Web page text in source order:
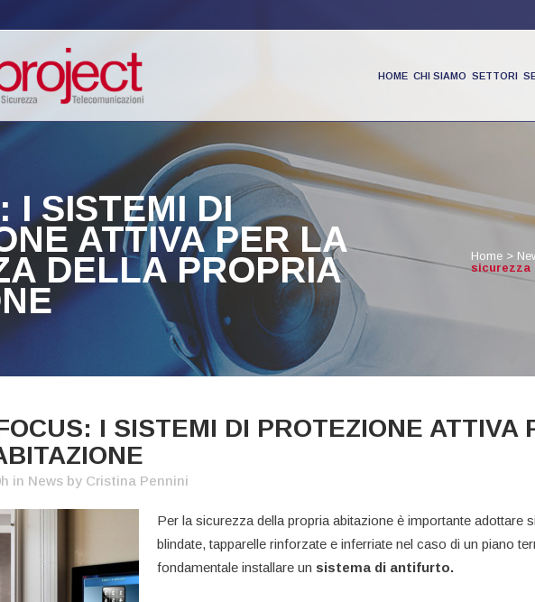
HOME CHI SIAMO SETTORI
PRODOTTI
PARTNER
I SISTEMI DI
ATTIVA PER LA
DELLA PROPRIA Home >
sicurezza
I SISTEMI DI PROTEZIONE ATTIVA
in News by Cristina Pennini
Per la sicurezza della propria abitazione è importante adottare
blindate, tapparelle rinforzate e inferriate nel caso di un piano
fondamentale installare un sistema di antifurto.